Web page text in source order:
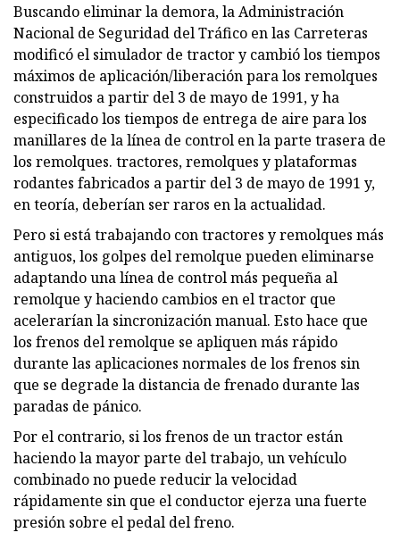
Buscando eliminar la demora, la Administración
Nacional de Seguridad del Tráfico en las Carreteras
modificó el simulador de tractor y cambió los tiempos
máximos de aplicación/liberación para los remolques
construidos a partir del 3 de mayo de 1991, y ha
especificado los tiempos de entrega de aire para los
manillares de la línea de control en la parte trasera de
los remolques. tractores, remolques y plataformas
rodantes fabricados a partir del 3 de mayo de 1991 y,
en teoría, deberían ser raros en la actualidad.
Pero si está trabajando con tractores y remolques más
antiguos, los golpes del remolque pueden eliminarse
adaptando una línea de control más pequeña al
remolque y haciendo cambios en el tractor que
acelerarían la sincronización manual. Esto hace que
los frenos del remolque se apliquen más rápido
durante las aplicaciones normales de los frenos sin
que se degrade la distancia de frenado durante las
paradas de pánico.
Por el contrario, si los frenos de un tractor están
haciendo la mayor parte del trabajo, un vehículo
combinado no puede reducir la velocidad
rápidamente sin que el conductor ejerza una fuerte
presión sobre el pedal del freno.